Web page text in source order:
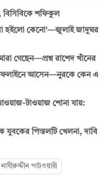
বিসিবিকে শফিকুল
হইলো কেনো’—জুলাই জাদুঘর
গেছেন—প্রশ্ন রাশেদ খাঁনের
আসেন—নুরকে কেন এ
টাওয়াজ শোনা যায়:
পিস্তলটি খেলনা, দাবি
নাসীরুদ্দীন পাটওয়ারী